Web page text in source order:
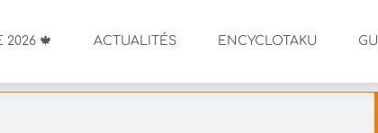
2026 🍁 ACTUALITÉS ENCYCLOTAKU